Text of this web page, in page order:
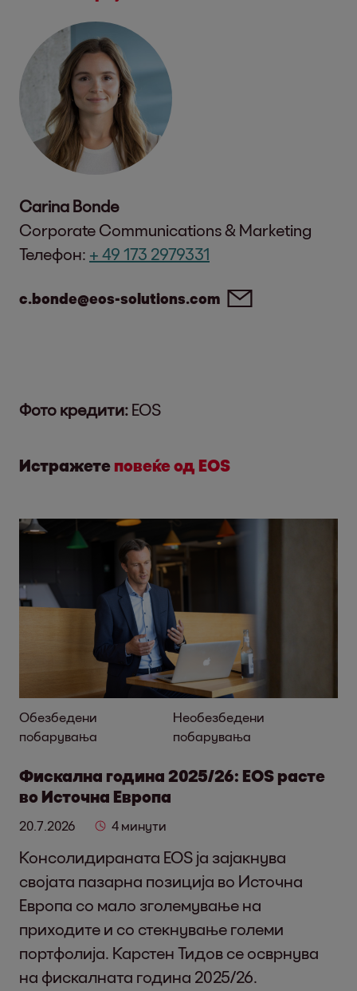
Carina Bonde
Corporate Communications & Marketing
Телефон: + 49 173 2979331
c.bonde@eos-solutions.com
Фото кредити: EOS
Истражете повеќе од EOS
Обезбедени
побарувања
Необезбедени
побарувања
Фискална година 2025/26: EOS расте
во Источна Европа
20.7.2026 4 минути
Консолидираната EOS ја зајакнува
својата пазарна позиција во Источна
Европа со мало зголемување на
приходите и со стекнување големи
портфолија. Карстен Тидов се осврнува
на фискалната година 2025/26.